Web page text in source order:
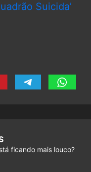
Suicida’
ficando mais louco?